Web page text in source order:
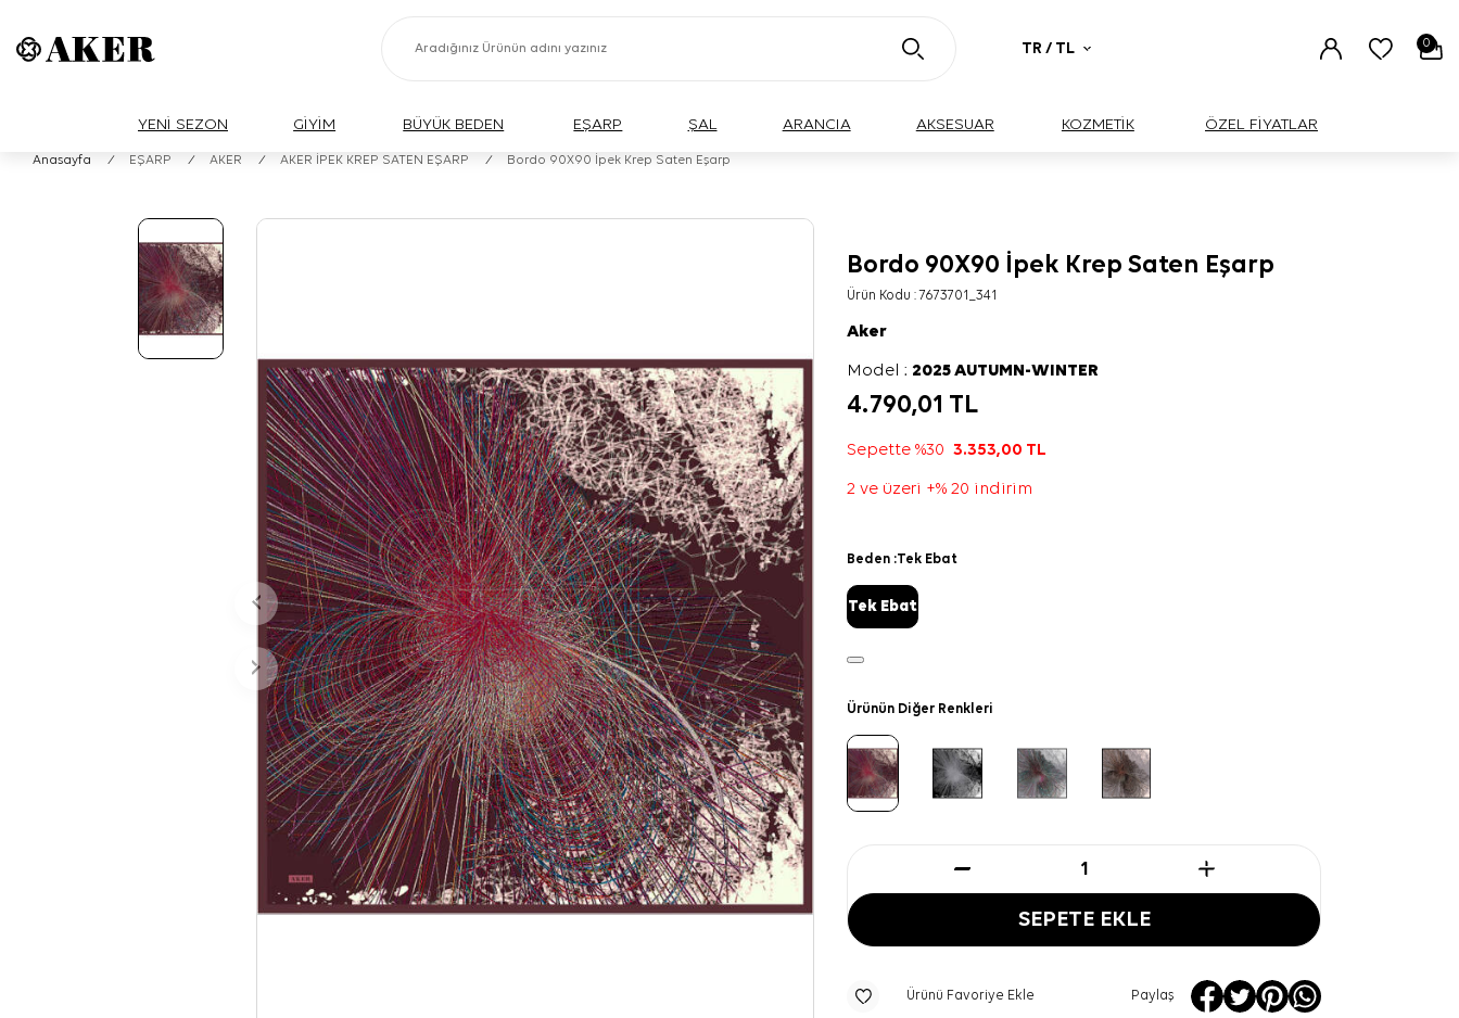
TR / TL 0
YENİ SEZON GİYİM BÜYÜK BEDEN EŞARP ŞAL ARANCIA AKSESUAR KOZMETİK ÖZEL FİYATLAR
Anasayfa / EŞARP / AKER / AKER İPEK KREP SATEN EŞARP / Bordo 90X90 İpek Krep Saten Eşarp
Bordo 90X90 İpek Krep Saten Eşarp
Ürün Kodu :7673701_341
Aker
Model :2025 AUTUMN-WINTER
4.790,01 TL
Sepette %303.353,00 TL
2 ve üzeri +% 20 indirim
Beden :Tek Ebat
Tek Ebat
Ürünün Diğer Renkleri
SEPETE EKLE
Ürünü Favoriye Ekle Paylaş